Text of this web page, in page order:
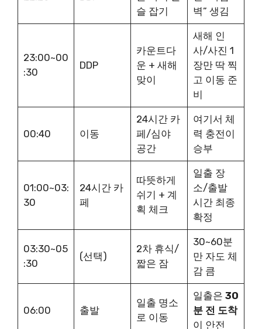
슬 잡기
벽” 생김
23:00~00
:30
DDP
카운트다
운 + 새해
맞이
새해 인
사/사진 1
장만 딱 찍
고 이동 준
비
00:40 이동
24시간 카
페/심야
공간
여기서 체
력 충전이
승부
01:00~03:
30
24시간 카
페
따뜻하게
쉬기 + 계
획 체크
일출 장
소/출발
시간 최종
확정
03:30~05
:30
(선택)
2차 휴식/
짧은 잠
30~60분
만 자도 체
감 큼
06:00 출발
일출 명소
로 이동
일출은 30
분 전 도착
이 안전